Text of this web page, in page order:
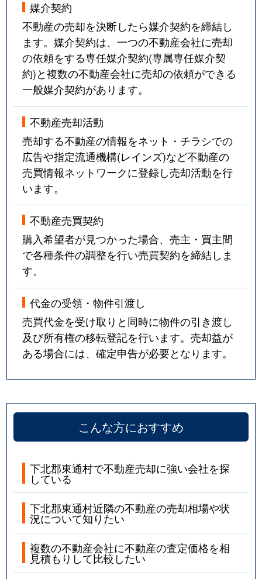
媒介契約
不動産の売却を決断したら媒介契約を締結し
ます。媒介契約は、一つの不動産会社に売却
の依頼をする専任媒介契約(専属専任媒介契
約)と複数の不動産会社に売却の依頼ができる
一般媒介契約があります。
不動産売却活動
売却する不動産の情報をネット・チラシでの
広告や指定流通機構(レインズ)など不動産の
売買情報ネットワークに登録し売却活動を行
います。
不動産売買契約
購入希望者が見つかった場合、売主・買主間
で各種条件の調整を行い売買契約を締結しま
す。
代金の受領・物件引渡し
売買代金を受け取りと同時に物件の引き渡し
及び所有権の移転登記を行います。売却益が
ある場合には、確定申告が必要となります。
こんな方におすすめ
下北郡東通村で不動産売却に強い会社を探
している
下北郡東通村近隣の不動産の売却相場や状
況について知りたい
複数の不動産会社に不動産の査定価格を相
見積もりして比較したい